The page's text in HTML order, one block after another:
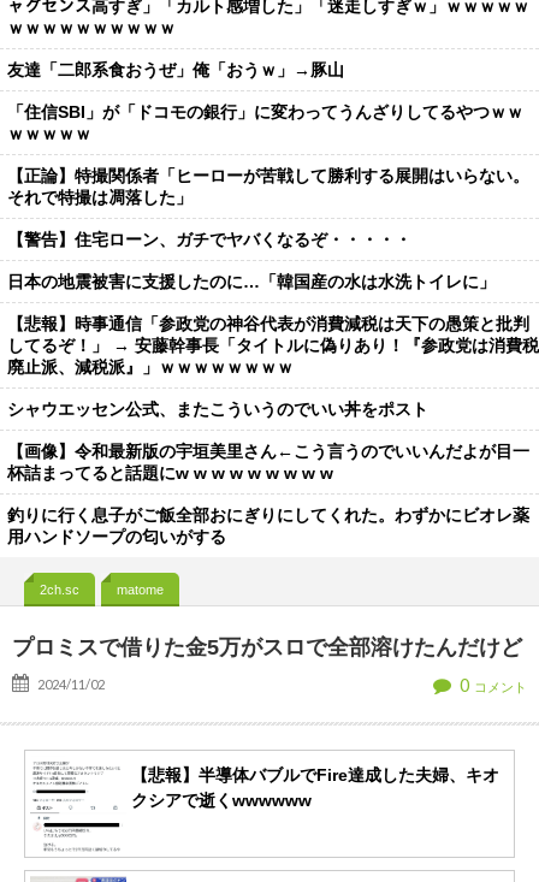
ャグセンス高すぎ」「カルト感増した」「迷走しすぎｗ」ｗｗｗｗｗ
ｗｗｗｗｗｗｗｗｗｗ
友達「二郎系食おうぜ」俺「おうｗ」→豚山
「住信SBI」が「ドコモの銀行」に変わってうんざりしてるやつｗｗ
ｗｗｗｗｗ
【正論】特撮関係者「ヒーローが苦戦して勝利する展開はいらない。
それで特撮は凋落した」
【警告】住宅ローン、ガチでヤバくなるぞ・・・・・
日本の地震被害に支援したのに…「韓国産の水は水洗トイレに」
【悲報】時事通信「参政党の神谷代表が消費減税は天下の愚策と批判
してるぞ！」 → 安藤幹事長「タイトルに偽りあり！『参政党は消費税
廃止派、減税派』」ｗｗｗｗｗｗｗｗ
シャウエッセン公式、またこういうのでいい丼をポスト
【画像】令和最新版の宇垣美里さん←こう言うのでいいんだよが目一
杯詰まってると話題にw w w w w w w w w
釣りに行く息子がご飯全部おにぎりにしてくれた。わずかにビオレ薬
用ハンドソープの匂いがする
2ch.sc matome
プロミスで借りた金5万がスロで全部溶けたんだけど
2024/11/02 0 コメント
【悲報】半導体バブルでFire達成した夫婦、キオ
クシアで逝くwwwwww